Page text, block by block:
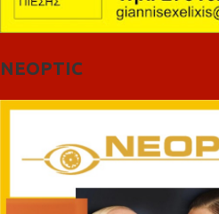
NEOPTIC